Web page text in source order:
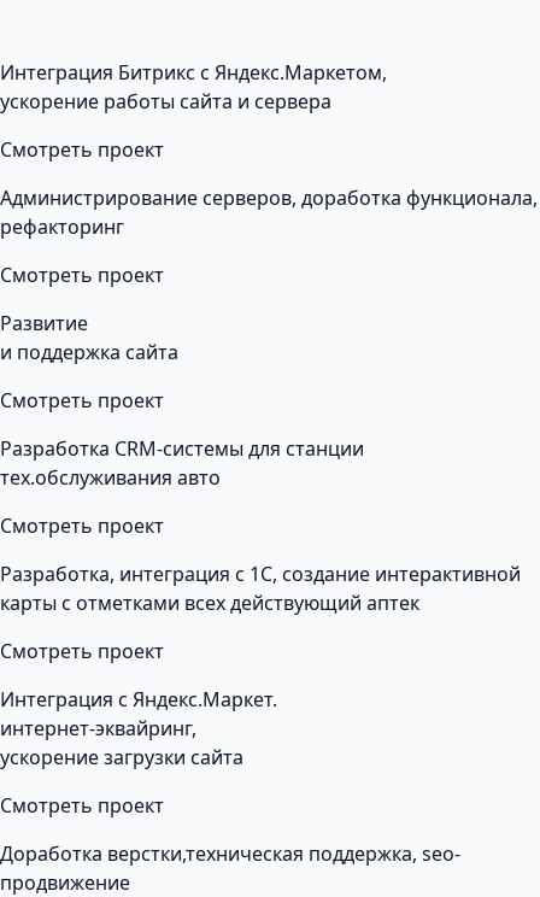
Интеграция Битрикс с Яндекс.Маркетом,
ускорение работы сайта и сервера
Смотреть проект
Администрирование серверов, доработка функционала,
рефакторинг
Смотреть проект
Развитие
и поддержка сайта
Смотреть проект
Разработка CRM-системы для станции
тех.обслуживания авто
Смотреть проект
Разработка, интеграция с 1С, создание интерактивной
карты с отметками всех действующий аптек
Смотреть проект
Интеграция с Яндекс.Маркет.
интернет-эквайринг,
ускорение загрузки сайта
Смотреть проект
Доработка верстки,техническая поддержка, seo-
продвижение